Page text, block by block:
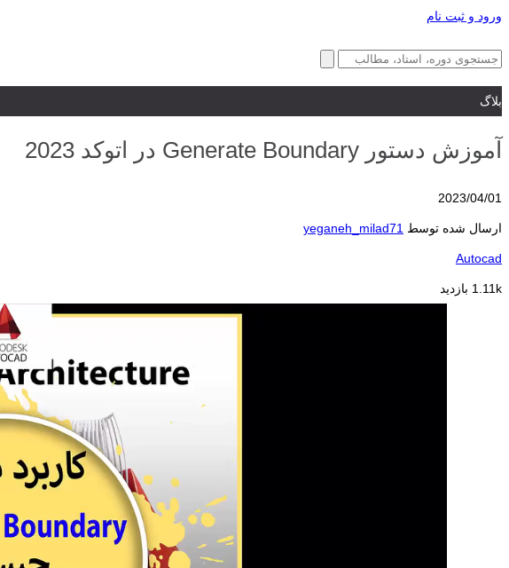
ورود و ثبت نام
بلاگ
آموزش دستور Generate Boundary در اتوکد 2023
2023/04/01
ارسال شده توسط yeganeh_milad71
Autocad
1.11k بازدید